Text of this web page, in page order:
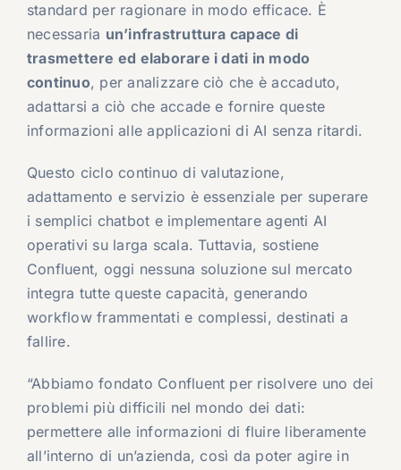
standard per ragionare in modo efficace. È
necessaria un’infrastruttura capace di
trasmettere ed elaborare i dati in modo
continuo, per analizzare ciò che è accaduto,
adattarsi a ciò che accade e fornire queste
informazioni alle applicazioni di AI senza ritardi.
Questo ciclo continuo di valutazione,
adattamento e servizio è essenziale per superare
i semplici chatbot e implementare agenti AI
operativi su larga scala. Tuttavia, sostiene
Confluent, oggi nessuna soluzione sul mercato
integra tutte queste capacità, generando
workflow frammentati e complessi, destinati a
fallire.
“Abbiamo fondato Confluent per risolvere uno dei
problemi più difficili nel mondo dei dati:
permettere alle informazioni di fluire liberamente
all’interno di un’azienda, così da poter agire in